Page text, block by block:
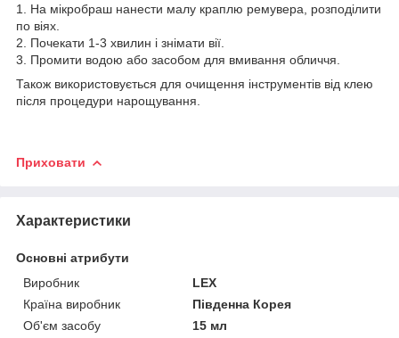
1. На мікробраш нанести малу краплю ремувера, розподілити
по віях.
2. Почекати 1-3 хвилин і знімати вії.
3. Промити водою або засобом для вмивання обличчя.
Також використовується для очищення інструментів від клею
після процедури нарощування.
Приховати
Характеристики
Основні атрибути
Виробник
LEX
Країна виробник
Південна Корея
Об'єм засобу
15 мл